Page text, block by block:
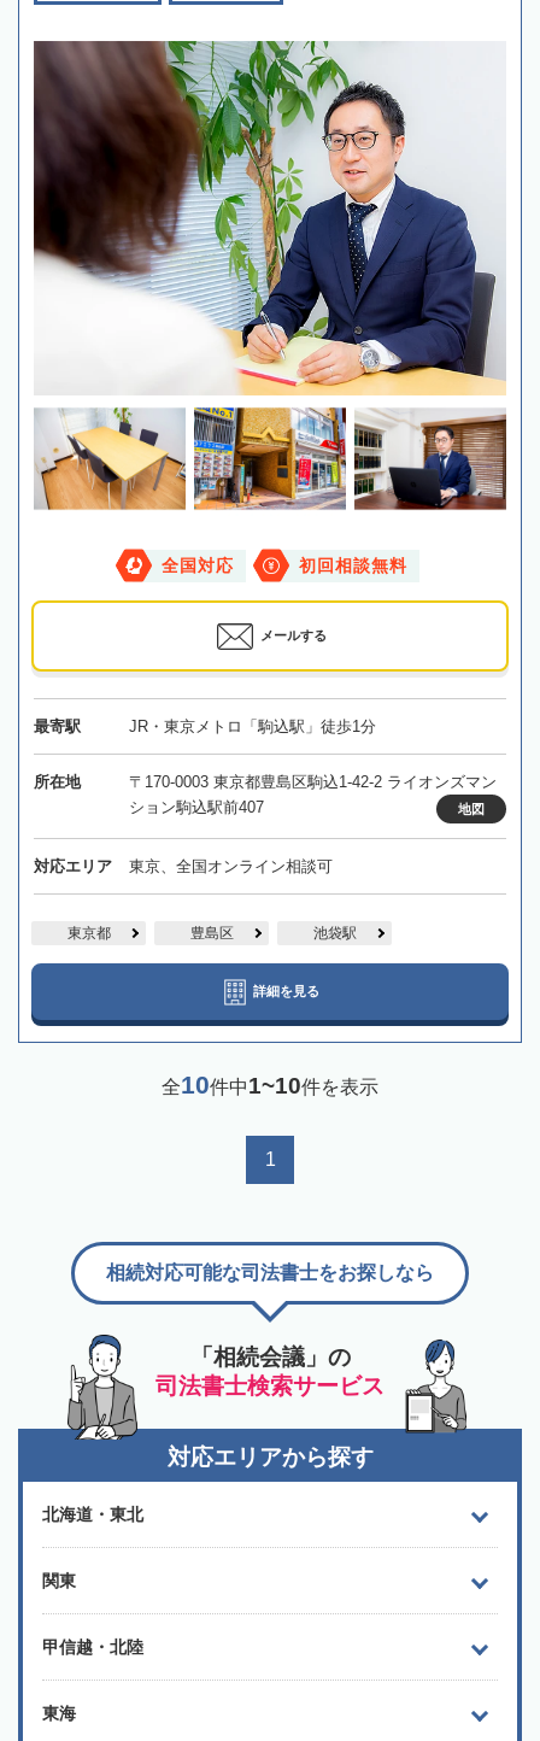
全国対応 初回相談無料
メールする
最寄駅 JR・東京メトロ「駒込駅」徒歩1分
所在地
〒170-0003 東京都豊島区駒込1-42-2 ライオンズマン
ション駒込駅前407
地図
対応エリア 東京、全国オンライン相談可
東京都 豊島区 池袋駅
詳細を見る
全10件中1~10件を表示
1
「相続会議」の
司法書士検索サービス
相続対応可能な司法書士をお探しなら
対応エリアから探す
北海道・東北
関東
甲信越・北陸
東海